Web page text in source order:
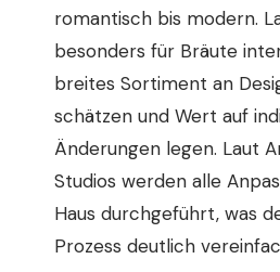
romantisch bis modern.
besonders für Bräute
breites Sortiment an
schätzen und Wert auf
Änderungen legen. Laut
Studios werden alle
Haus durchgeführt, was
Prozess deutlich